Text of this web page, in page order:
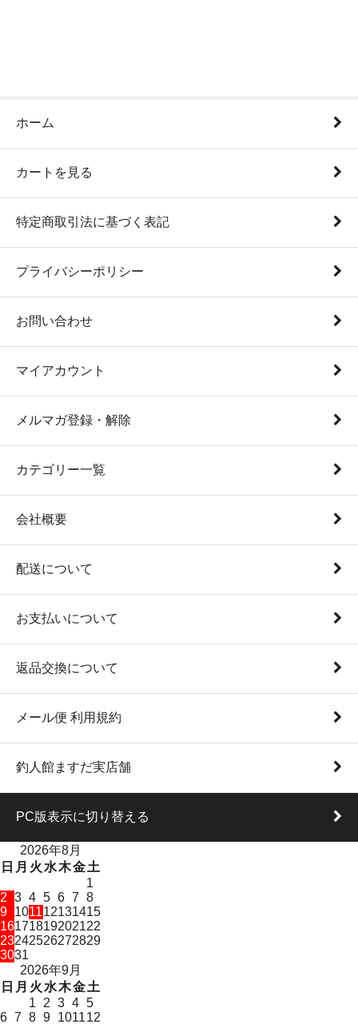
ホーム
カートを見る
特定商取引法に基づく表記
プライバシーポリシー
お問い合わせ
マイアカウント
メルマガ登録・解除
カテゴリー一覧
会社概要
配送について
お支払いについて
返品交換について
メール便 利用規約
釣人館ますだ実店舗
PC版表示に切り替える
2026年8月
日 月 火 水木金土
1
2 3 4 5 6 7 8
9 101112131415
16171819202122
23242526272829
3031
2026年9月
日 月 火 水木金土
1
2 3 4 5
6 7 8 9 101112